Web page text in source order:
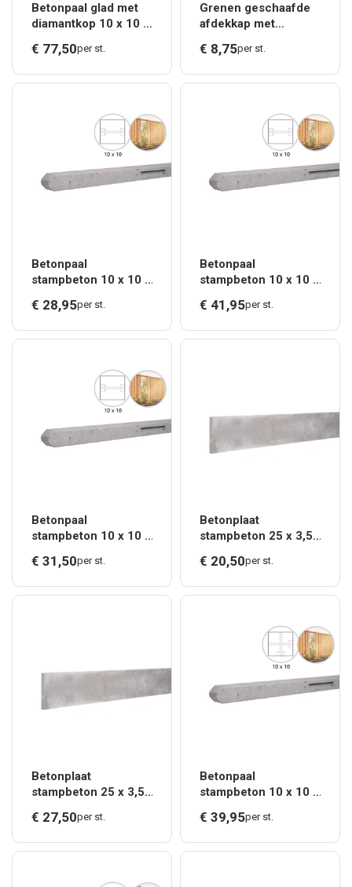
Betonpaal glad met
diamantkop 10 x 10 x
gecoat, T-paal.*
€ 77,50per st.
Grenen geschaafde
afdekkap met
3,5 x 8,5 x 235 cm
t.b.v. rechtscherm,
groen geïmpr
€ 8,75per st.
Betonpaal
stampbeton 10 x 10 x
tussenpaal t.b.v.
scherm 90 cm hoog.*
€ 28,95per st.
Betonpaal
stampbeton 10 x 10 x
tussenpaal t.b.v.
recht scherm met 2
betonplaten.*
€ 41,95per st.
Betonpaal
stampbeton 10 x 10 x
tussenpaal t.b.v.
recht scherm.*
€ 31,50per st.
Betonplaat
stampbeton 25 x 3,5
€ 20,50per st.
Betonplaat
stampbeton 25 x 3,5
€ 27,50per st.
Betonpaal
stampbeton 10 x 10 x
hoekpaal t.b.v. recht
scherm.*
€ 39,95per st.